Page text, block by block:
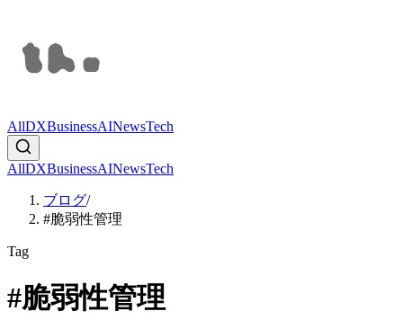
AllDXBusinessAINewsTech
AllDXBusinessAINewsTech
ブログ/
#脆弱性管理
Tag
#脆弱性管理